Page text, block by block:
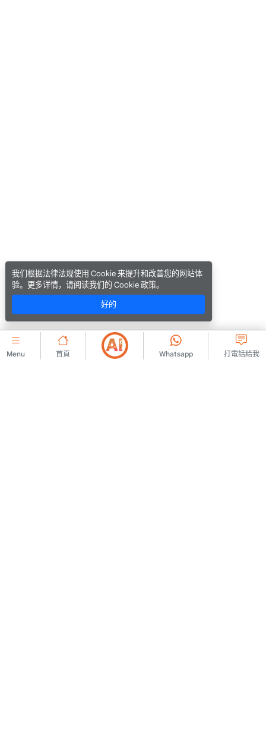
Menu 首頁 Whatsapp 打電話給我
我们根据法律法规使用 Cookie 来提升和改善您的网站体
验。更多详情，请阅读我们的 Cookie 政策。
好的